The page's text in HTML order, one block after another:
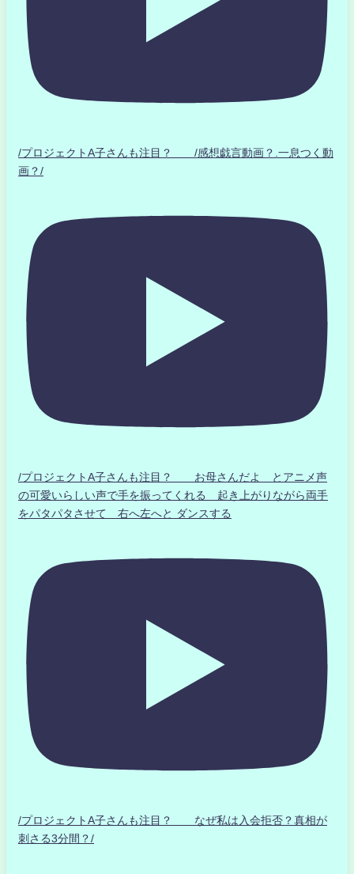
/プロジェクトA子さんも注目？ /感想戯言動画？.一息つく動
画？/
/プロジェクトA子さんも注目？ お母さんだよ とアニメ声
の可愛いらしい声で手を振ってくれる 起き上がりながら両手
をパタパタさせて 右へ左へと ダンスする
/プロジェクトA子さんも注目？ なぜ私は入会拒否？真相が
刺さる3分間？/